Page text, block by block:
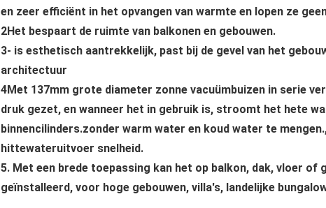
en zeer efficiënt in het opvangen van warmte en lopen ze
2Het bespaart de ruimte van balkonen en gebouwen.
3- is esthetisch aantrekkelijk, past bij de gevel van het
architectuur
4Met 137mm grote diameter zonne vacuümbuizen in serie
druk gezet, en wanneer het in gebruik is, stroomt het hete
binnencilinders.zonder warm water en koud water te
hittewateruitvoer snelheid.
5. Met een brede toepassing kan het op balkon, dak, vloer of
geïnstalleerd, voor hoge gebouwen, villa's, landelijke